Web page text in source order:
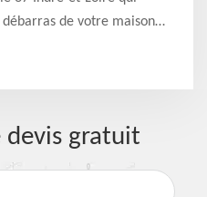
de votre maison
devis gratuit